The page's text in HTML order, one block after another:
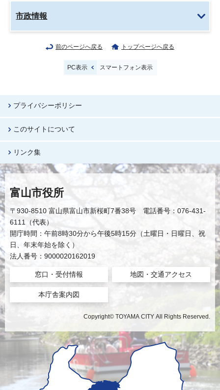
市政情報
前のページへ戻る トップページへ戻る
PC表示 スマートフォン表示
プライバシーポリシー
このサイトについて
リンク集
富山市役所
〒930-8510 富山県富山市新桜町7番38号 電話番号：076-431-
6111（代表）
開庁時間：午前8時30分から午後5時15分（土曜日・日曜日、祝
日、年末年始を除く）
法人番号：9000020162019
窓口・受付情報 地図・交通アクセス
本庁舎案内図
Copyright© TOYAMA CITY All Rights Reserved.